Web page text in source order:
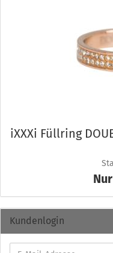
iXXXi Füll­ring
Kundenlogin